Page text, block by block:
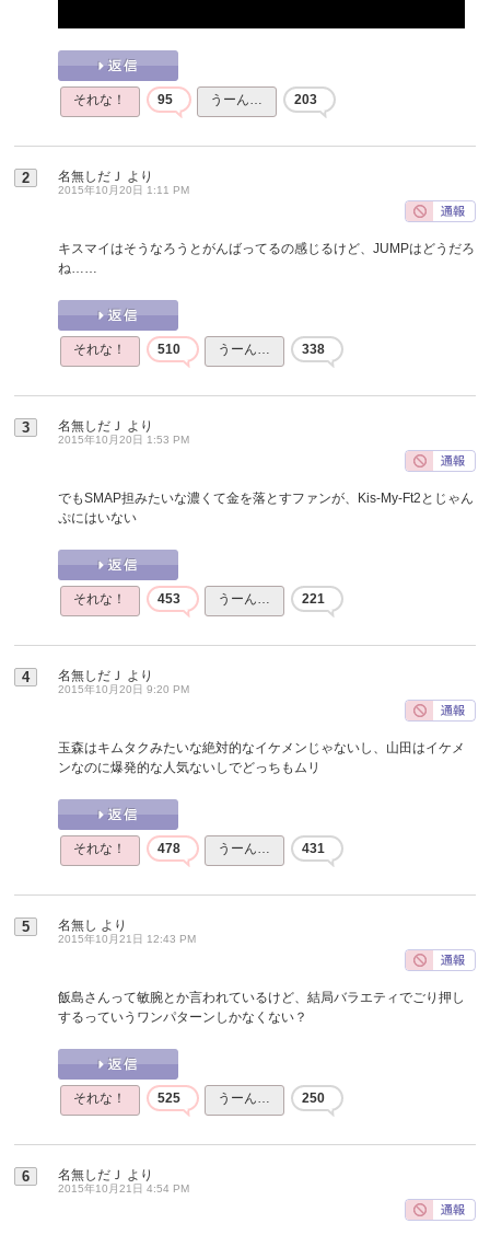
それな！ 95 うーん… 203
2 名無しだＪ より
2015年10月20日 1:11 PM
キスマイはそうなろうとがんばってるの感じるけど、JUMPはどうだろ
ね……
それな！ 510 うーん… 338
3 名無しだＪ より
2015年10月20日 1:53 PM
でもSMAP担みたいな濃くて金を落とすファンが、Kis-My-Ft2とじゃん
ぷにはいない
それな！ 453 うーん… 221
4 名無しだＪ より
2015年10月20日 9:20 PM
玉森はキムタクみたいな絶対的なイケメンじゃないし、山田はイケメ
ンなのに爆発的な人気ないしでどっちもムリ
それな！ 478 うーん… 431
5 名無し より
2015年10月21日 12:43 PM
飯島さんって敏腕とか言われているけど、結局バラエティでごり押し
するっていうワンパターンしかなくない？
それな！ 525 うーん… 250
6 名無しだＪ より
2015年10月21日 4:54 PM